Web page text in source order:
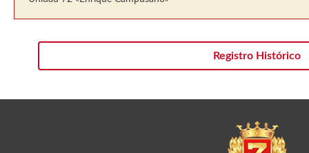
Registro Histórico